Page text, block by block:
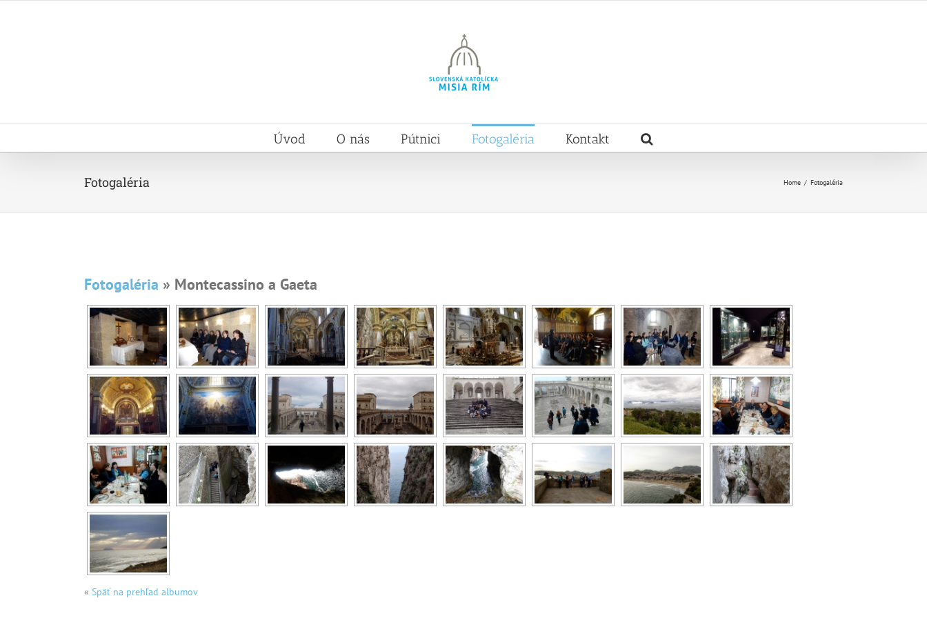
Úvod O nás Pútnici Fotogaléria Kontakt
Fotogaléria Home / Fotogaléria
Fotogaléria » Montecassino a Gaeta
« Späť na prehľad albumov